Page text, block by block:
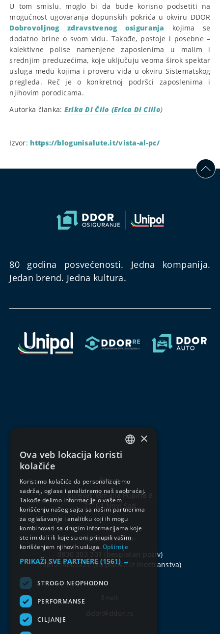
U tom smislu, moglo bi da bude korisno podsetiti na
mogućnost ugovaranja dopunskih pokrića u okviru DDOR
Dobrovoljnog zdravstvenog osiguranja kojima se
dodatno brine o svom vidu. Takođe, postoje i posebne –
kolektivne polise namenjene zaposlenima u malim i
srednjim preduzećima, koje uključuju veoma širok spektar
usluga među kojima i proveru vida u okviru Sistematskog
pregleda. Reč je o konkretnoj podršci zaposlenima i
njihovim porodicama.
Autorka članka: Erika Di Čilo (Erica Di Cillo)
Izvor: https://blogunisalute.it/vista-al-pc/
80 godina posvećenosti. Jedna kompanija.
Jedan brend. Jedna kultura.
Adresa:
Bulevar Mihajla Pupina 8
21101 Novi Sad
Korisnički centar:
0800 303 301 (besplatan poziv)
+381214802222(za pozive iz inostranstva)
ddor@ddor.rs
×
Ova veb lokacija koristi
kolačiće
Koristimo kolačiće da personalizujemo
sadržaj, oglase i analiziramo naš saobraćaj.
Takođe delimo informacije o vašem
korišćenju našeg sajta sa našim partnerima
za oglašavanje i analitiku koji ih mogu
kombinovati sa drugim informacijama koje
ste im dali ili koje su oni prikupili vašim
korišćenjem njihovih usluga. Opširnije
PRIKAŽI SVE PARTNERE (1561) →
STROGO NEOPHODNO
PERFORMANSE
CILJANJE